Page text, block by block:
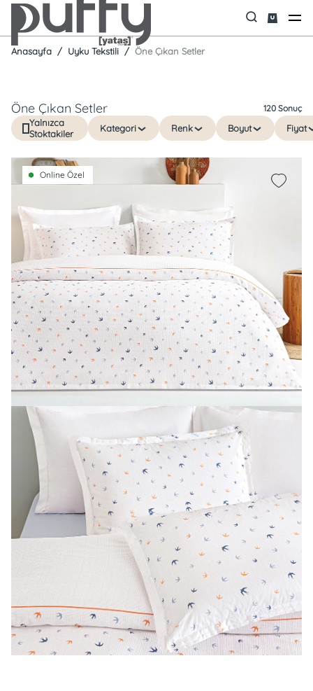
Anasayfa Uyku Tekstili Öne Çıkan Setler
Öne Çıkan Setler 120 Sonuç
Yalnızca
Stoktakiler
Kategori Renk Boyut Fiyat
Online Özel